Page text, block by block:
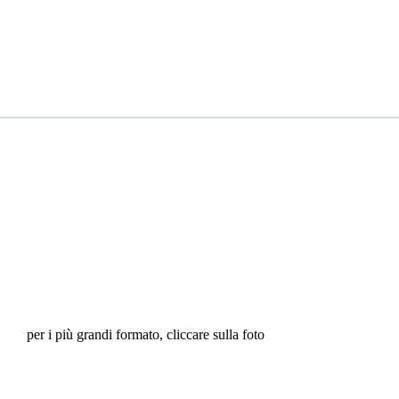
per i più grandi formato, cliccare sulla foto